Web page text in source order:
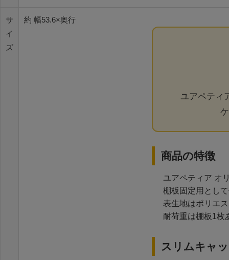
サ
イ
ズ
約 幅53.6×奥行
ユアペティ
商品の特徴
ユアペティア オ
棚板固定用とし
表生地はポリエ
耐荷重は棚板1枚
スリムキャ